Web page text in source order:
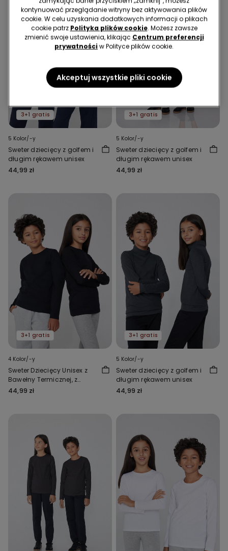
3+1 gratis
5 Kolor/-y
Sweter dziecięcy z golfem i
długim rękawem unisex
44,99 zł
3+1 gratis
5 Kolor/-y
Sweter dziecięcy z golfem i
długim rękawem unisex
44,99 zł
3+1 gratis
4 Kolor/-y
Sweter Dziecięcy Unisex z
Bawełny Termicznej, z
Długim Rękawem i
44,99 zł
3+1 gratis
5 Kolor/-y
Sweter dziecięcy z golfem i
długim rękawem unisex
44,99 zł
kontynuować przeglądanie witryny bez aktywowania plików
cookie. W celu uzyskania dodatkowych informacji o plikach
cookie patrz Polityka plików cookie. Możesz zawsze
zmienić swoje ustawienia, klikając Centrum preferencji
prywatności w Polityce plików cookie.
Akceptuj wszystkie pliki cookie